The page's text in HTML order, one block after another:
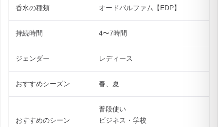
香水の種類 オードパルファム【EDP】
持続時間 4〜7時間
ジェンダー レディース
おすすめシーズン 春、夏
おすすめのシーン
普段使い
ビジネス・学校